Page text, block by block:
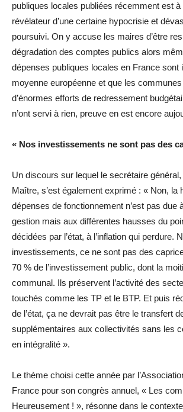
publiques locales publiées récemment est à
révélateur d’une certaine hypocrisie et
poursuivi. On y accuse les maires d’être
dégradation des comptes publics alors
dépenses publiques locales en France sont
moyenne européenne et que les
d’énormes efforts de redressement
n’ont servi à rien, preuve en est encore
« Nos investissements ne sont pas des
Un discours sur lequel le secrétaire
Maître, s’est également exprimé : « Non, la
dépenses de fonctionnement n’est pas due
gestion mais aux différentes hausses du
décidées par l’état, à l’inflation qui perdure.
investissements, ce ne sont pas des
70 % de l’investissement public, dont la
communal. Ils préservent l’activité des
touchés comme les TP et le BTP. Et puis
de l’état, ça ne devrait pas être le transfert
supplémentaires aux collectivités sans les
en intégralité ».
Le thème choisi cette année par
France pour son congrès annuel, « Les
Heureusement ! », résonne dans le